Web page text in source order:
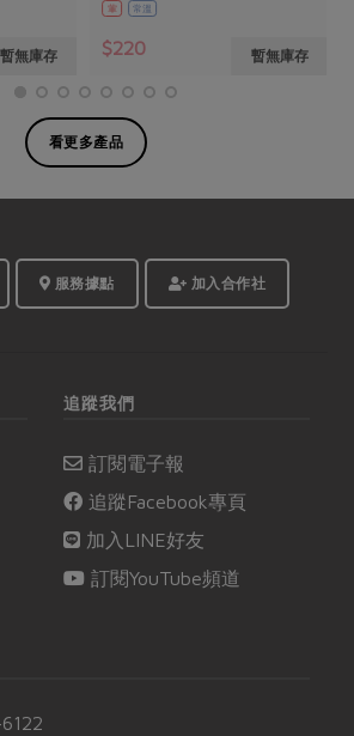
暫無庫存
葷 常溫
$220 暫無庫存
看更多產品
服務據點 加入合作社
追蹤我們
訂閱電子報
追蹤Facebook專頁
加入LINE好友
訂閱YouTube頻道